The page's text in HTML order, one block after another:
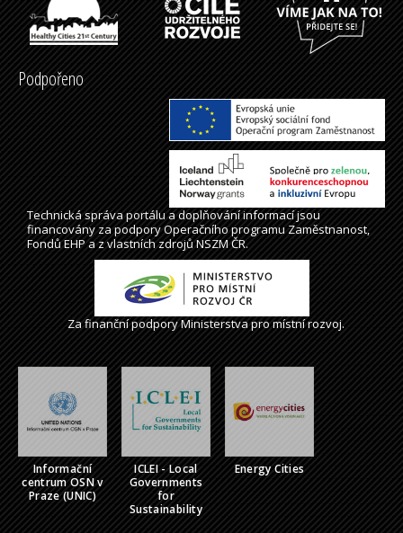
Podpořeno
Technická správaportálua doplňování informací jsou
financovány za podpory Operačního programu Zaměstnanost,
Fondů EHP a z vlastních zdrojů NSZM ČR.
Za finanční podpory Ministerstva pro místní rozvoj.
Informační
centrum OSN v
Praze (UNIC)
ICLEI - Local
Governments
for
Sustainability
Energy Cities